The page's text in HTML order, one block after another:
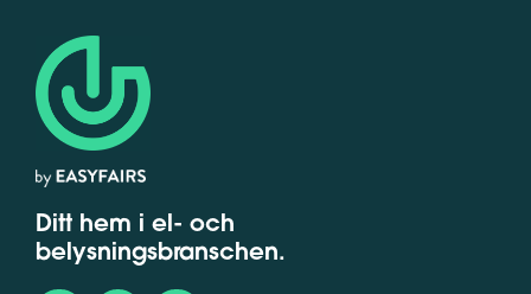
Ditt hem i el- och
belysningsbranschen.